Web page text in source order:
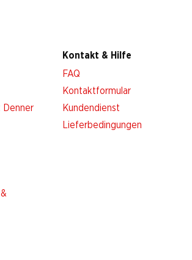
Denner
Kontakt & Hilfe
FAQ
Kontaktformular
Kundendienst
Lieferbedingungen